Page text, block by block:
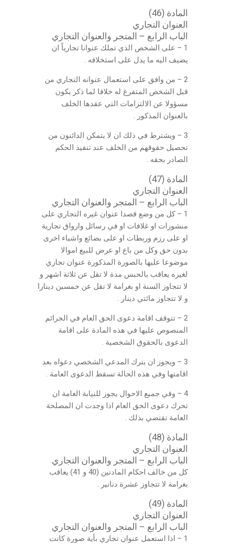
المادة (46)
العنوان التجاري
الباب الرابع – المتجر والعنوان التجاري
1 – على الشخص الذي تملك عنوانا تجارياً ان
يضيف اليه ما يدل على استخلافه .
2 – من وافق على استعمال عنوانه التجاري من
قبل الشخص المتفرغ له خلافا لما ذكر يكون
مسؤولا عن الالتزامات التي عقدها الخلف
بالعنوان المذكور .
3 – ويشترط في ذلك ان لا يتمكن الدائنون من
تحصيل حقوقهم من الخلف عند تنفيذ الحكم
الصادر بحقه .
المادة (47)
العنوان التجاري
الباب الرابع – المتجر والعنوان التجاري
1 – كل من وضع قصدا عنوان غيره التجاري على
منشورات او غلافات او في رسائل وارواق تجارية
او على رزم وربطات او على بضائع واشياء اخرى
بدون حق وكل من باع او عرض للبيع اموالا
موضوعا عليها بالصورة المذكورة عنوان تجاري
لغيره يعاقب بالحبس مدة لا تقل عن ثلاثة اشهر و
لا تتجاوز السنة او بغرامة لا تقل عن خمسين دينارا
و لا تتجاوز مائتي دينار .
2 – تتوقف اقامة دعوى الحق العام في الجرائم
المنصوص عليها في هذه المادة على اقامة
الدعوى بالحقوق الشخصية .
3 – ويجوز ان يترك المدعي الشخصي دعواه بعد
اقامتها وفي هذه الحالة تسقط الدعوى العامة .
4 – وفي جميع الاحوال يجوز للنيابة العامة ان
تحرك دعوى الحق العام اذا وجدت ان المصلحة
العامة تقتضي بذلك .
المادة (48)
العنوان التجاري
الباب الرابع – المتجر والعنوان التجاري
كل من خالف احكام المادتين (40 و 41) يعاقب
بغرامة لا تتجاوز عشرة دنانير .
المادة (49)
العنوان التجاري
الباب الرابع – المتجر والعنوان التجاري
1 – اذا استعمل عنوان تجاري بأية صورة كانت